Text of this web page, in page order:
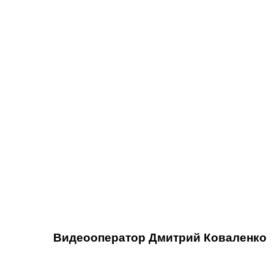
Видеооператор Дмитрий Коваленко